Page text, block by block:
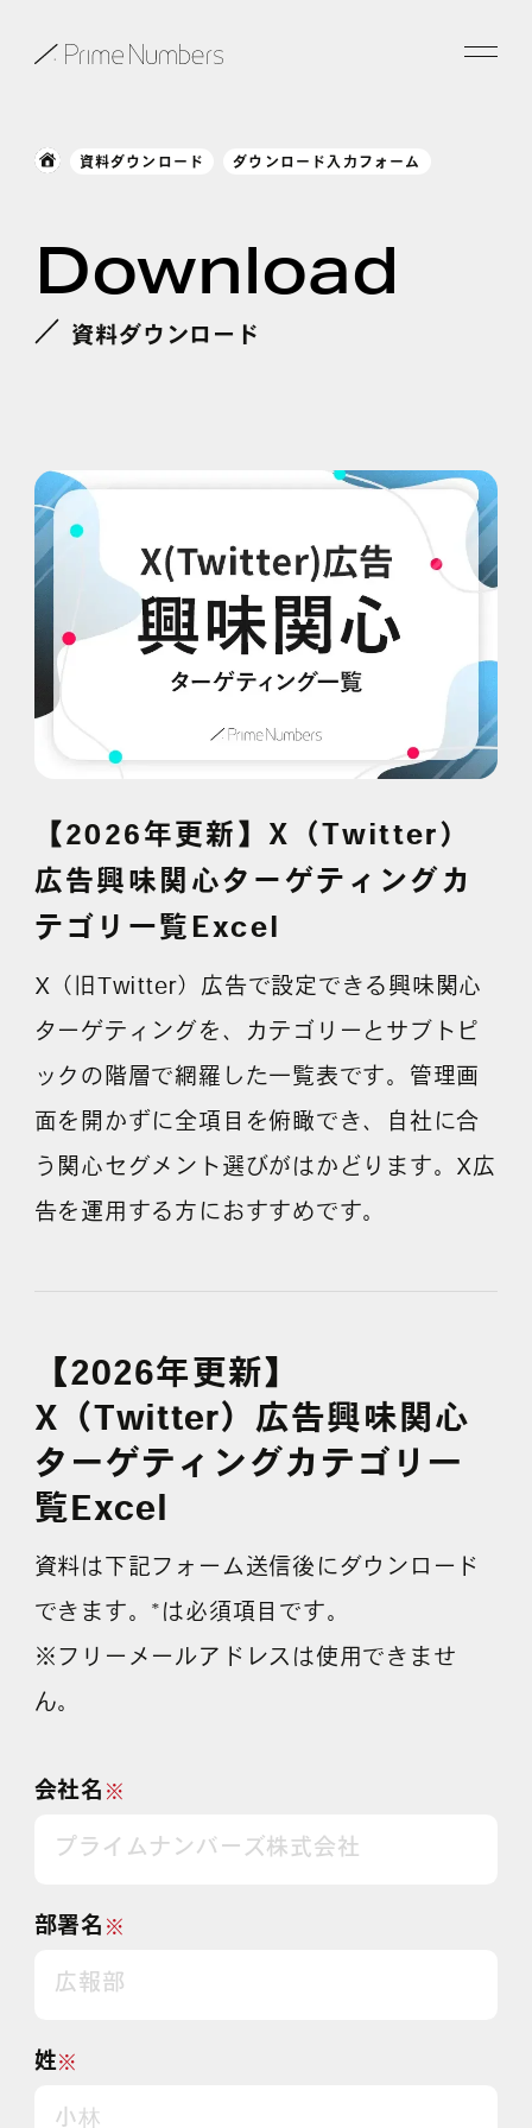
事例紹介
お役立ち情報
お知らせ
採用情報
各種ご相談 資料ダウンロード
無料診断実施中
Webマーケティング用語集
よくある質問
資料ダウンロード ダウンロード入力フォーム
Download
資料ダウンロード
【2026年更新】X（Twitter）
広告興味関心ターゲティングカ
テゴリ一覧Excel
X（旧Twitter）広告で設定できる興味関心
ターゲティングを、カテゴリーとサブトピ
ックの階層で網羅した一覧表です。管理画
面を開かずに全項目を俯瞰でき、自社に合
う関心セグメント選びがはかどります。X広
告を運用する方におすすめです。
【2026年更新】
X（Twitter）広告興味関心
ターゲティングカテゴリ一
覧Excel
資料は下記フォーム送信後にダウンロード
できます。*は必須項目です。
※フリーメールアドレスは使用できませ
ん。
※
会社名
※
部署名
※
姓